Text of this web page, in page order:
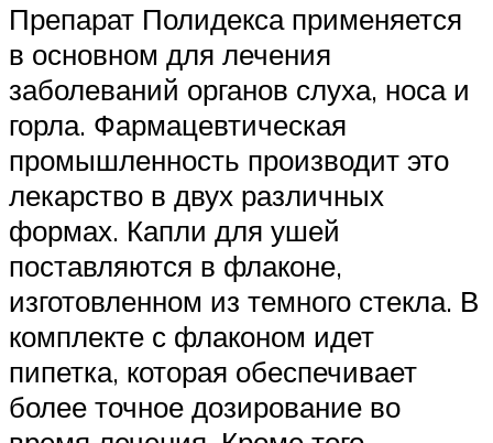
Препарат Полидекса применяется
в основном для лечения
заболеваний органов слуха, носа и
горла. Фармацевтическая
промышленность производит это
лекарство в двух различных
формах. Капли для ушей
поставляются в флаконе,
изготовленном из темного стекла. В
комплекте с флаконом идет
пипетка, которая обеспечивает
более точное дозирование во